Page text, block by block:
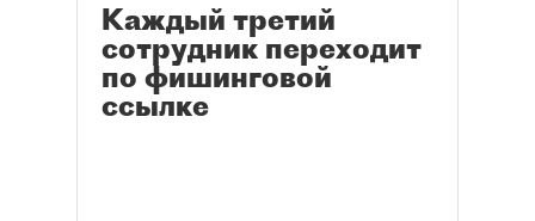
Каждый третий
сотрудник переходит
по фишинговой
ссылке